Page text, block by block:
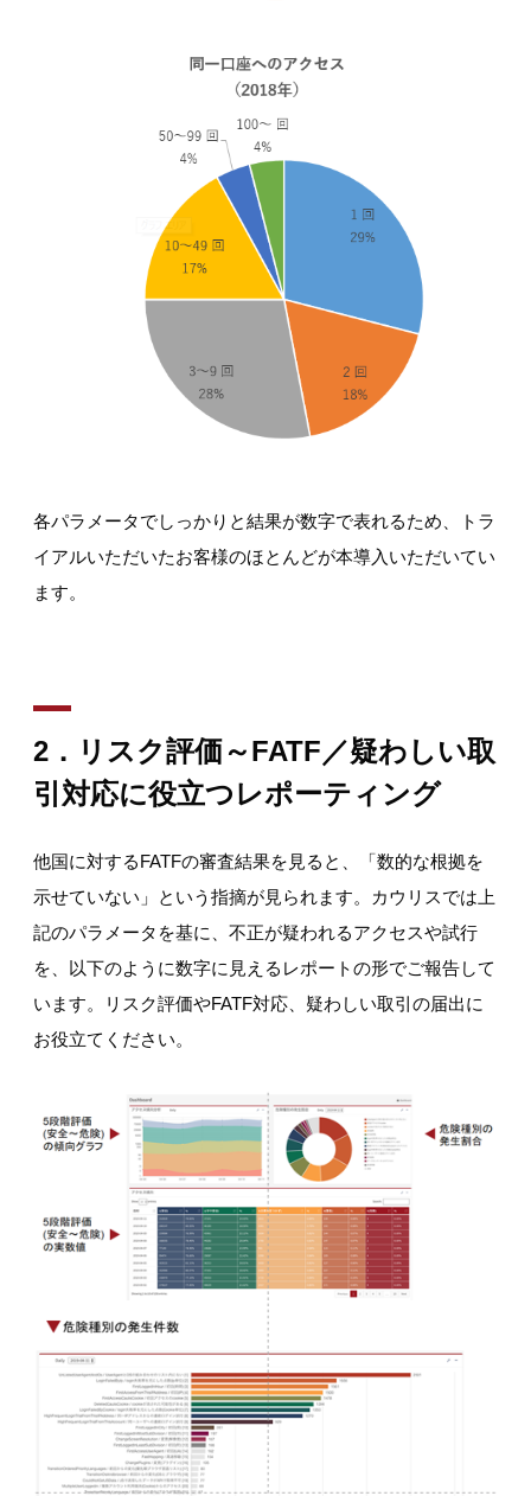
各パラメータでしっかりと結果が数字で表れるため、トラ
イアルいただいたお客様のほとんどが本導入いただいてい
ます。
2．リスク評価～FATF／疑わしい取
引対応に役立つレポーティング
他国に対するFATFの審査結果を見ると、「数的な根拠を
示せていない」という指摘が見られます。カウリスでは上
記のパラメータを基に、不正が疑われるアクセスや試行
を、以下のように数字に見えるレポートの形でご報告して
います。リスク評価やFATF対応、疑わしい取引の届出に
お役立てください。